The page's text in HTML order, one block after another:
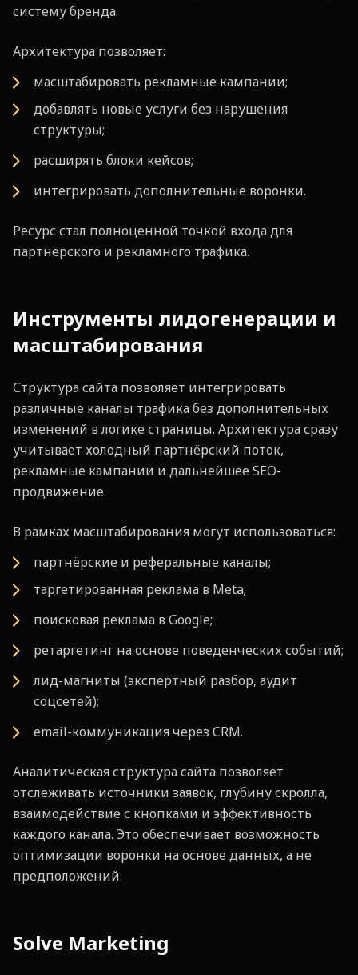
систему бренда.
Архитектура позволяет:
масштабировать рекламные кампании;
добавлять новые услуги без нарушения
структуры;
расширять блоки кейсов;
интегрировать дополнительные воронки.
Ресурс стал полноценной точкой входа для
партнёрского и рекламного трафика.
Инструменты лидогенерации и
масштабирования
Структура сайта позволяет интегрировать
различные каналы трафика без дополнительных
изменений в логике страницы. Архитектура сразу
учитывает холодный партнёрский поток,
рекламные кампании и дальнейшее SEO-
продвижение.
В рамках масштабирования могут использоваться:
партнёрские и реферальные каналы;
таргетированная реклама в Meta;
поисковая реклама в Google;
ретаргетинг на основе поведенческих событий;
лид-магниты (экспертный разбор, аудит
соцсетей);
email-коммуникация через CRM.
Аналитическая структура сайта позволяет
отслеживать источники заявок, глубину скролла,
взаимодействие с кнопками и эффективность
каждого канала. Это обеспечивает возможность
оптимизации воронки на основе данных, а не
предположений.
Solve Marketing